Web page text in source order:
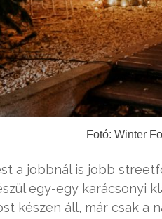
Fotó: Winter
a jobbnál is jobb
egy-egy karácsonyi
készen áll, már csak